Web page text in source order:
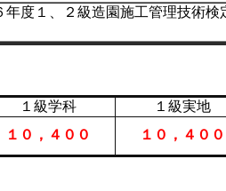
年度１、２級造園施工管理技術
１級学科
１級実地
１０，４００
１０，４００